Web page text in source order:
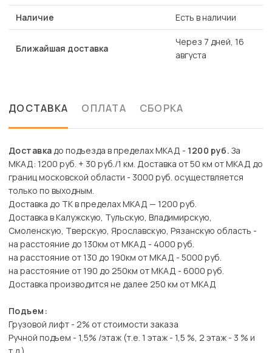
Наличие Есть в наличии
Ближайшая доставка
Через 7 дней, 16
августа
ДОСТАВКА ОПЛАТА СБОРКА
Доставкадо подъезда в пределах МКАД - 1200 руб. За
МКАД: 1200 руб. + 30 руб./1 км. Доставка от 50 км от МКАД до
границ московской области - 3000 руб. осуществляется
только по выходным.
Доставка до ТК в пределах МКАД — 1200 руб.
Доставка в Калужскую, Тульскую, Владимирскую,
Смоленскую, Тверскую, Ярославскую, Рязанскую область -
на расстояние до 130км от МКАД - 4000 руб.
на расстояние от 130 до 190км от МКАД - 5000 руб.
на расстояние от 190 до 250км от МКАД - 6000 руб.
Доставка производится не далее 250 км от МКАД
Подъем:
Грузовой лифт - 2% от стоимости заказа
Ручной подъем - 1,5% /этаж (т.е. 1 этаж - 1,5 %, 2 этаж - 3 % и